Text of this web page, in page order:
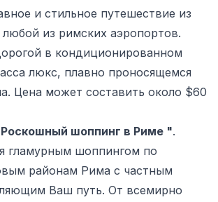
и стильное путешествие из
из римских аэропортов.
в кондиционированном
люкс, плавно проносящемся
Цена может составить около $60
шоппинг в Риме ".
гламурным шоппингом по
районам Рима с частным
Ваш путь. От всемирно